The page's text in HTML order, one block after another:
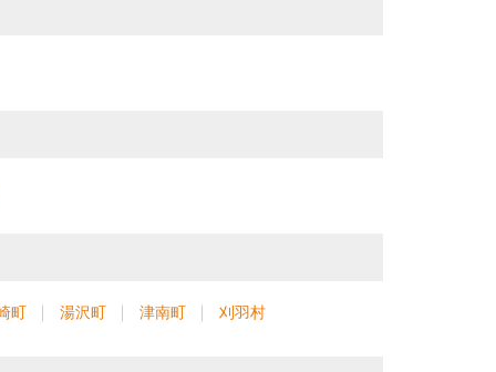
町 湯沢町 津南町 刈羽村